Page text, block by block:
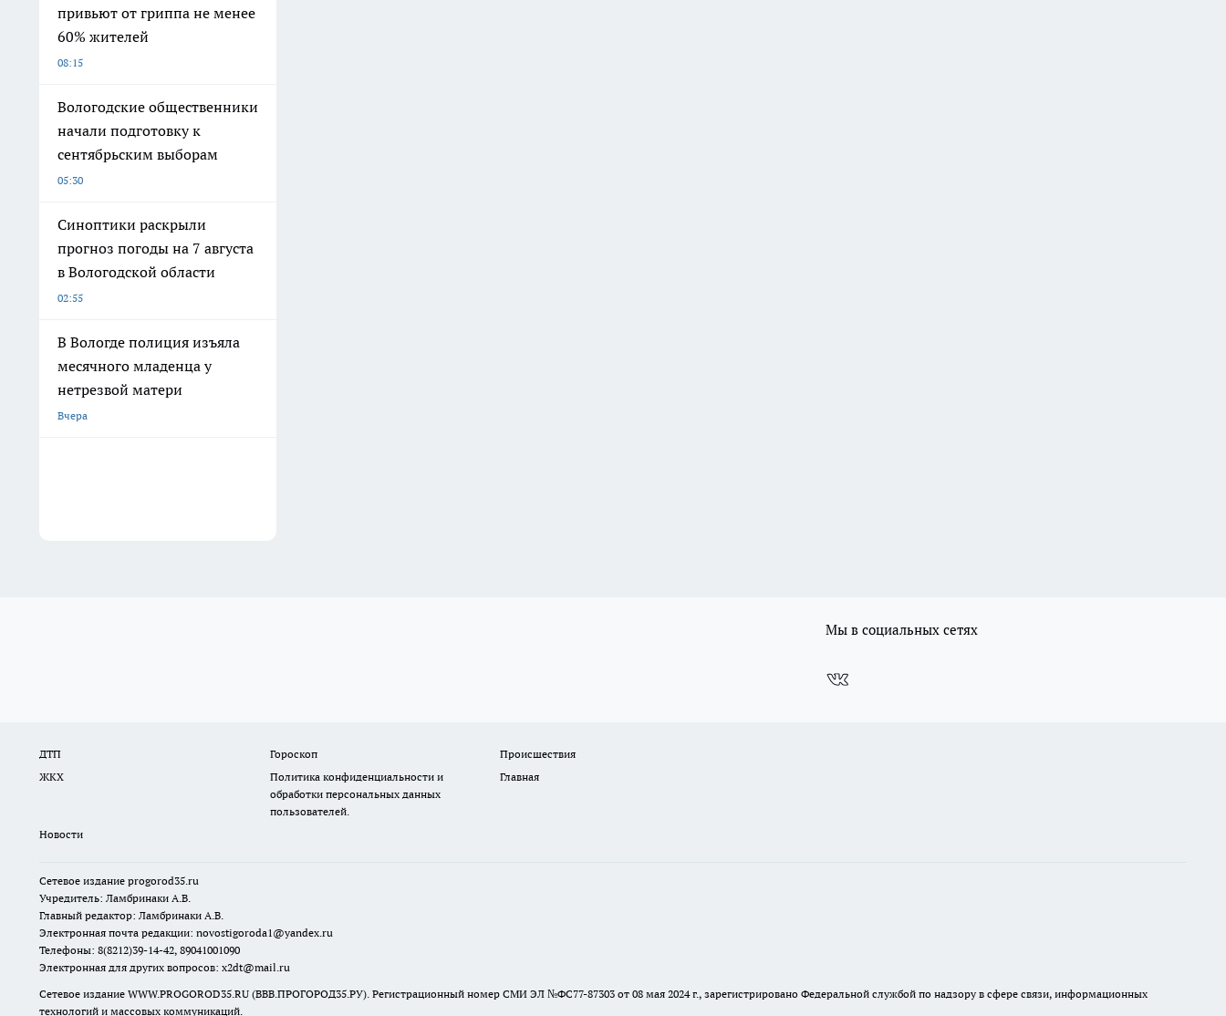
привьют от гриппа не менее
60% жителей
08:15
Вологодские общественники
начали подготовку к
сентябрьским выборам
05:30
Синоптики раскрыли
прогноз погоды на 7 августа
в Вологодской области
02:55
В Вологде полиция изъяла
месячного младенца у
нетрезвой матери
Вчера
Мы в социальных сетях
ДТП Гороскоп
Происшествия
ЖКХ
Политика конфиденциальности и
обработки персональных данных
пользователей.
Главная
Новости
Сетевое издание progorod35.ru
Учредитель: Ламбринаки А.В.
Главный редактор: Ламбринаки А.В.
Электронная почта редакции: novostigoroda1@yandex.ru
Телефоны: 8(8212)39-14-42, 89041001090
Электронная для других вопросов: x2dt@mail.ru
Сетевое издание WWW.PROGOROD35.RU (ВВВ.ПРОГОРОД35.РУ). Регистрационный номер СМИ ЭЛ №ФС77-87303 от 08 мая 2024 г., зарегистрировано Федеральной службой по надзору в сфере связи, информационных
технологий и массовых коммуникаций.